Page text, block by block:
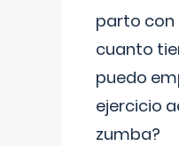
parto con
cuanto
puedo
ejercicio
zumba?